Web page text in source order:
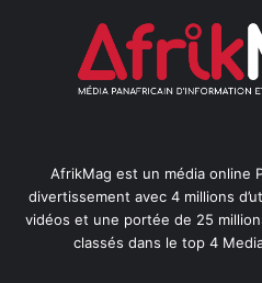
AfrikMag est un média online
divertissement avec 4 millions
vidéos et une portée de 25
classés dans le top 4